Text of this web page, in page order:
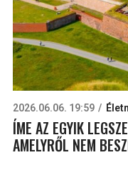
2026.06.06. 19:59
ÍME AZ EGYIK
AMELYRŐL NEM